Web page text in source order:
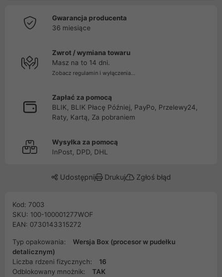
Gwarancja producenta
36 miesiące
Zwrot / wymiana towaru
Masz na to 14 dni.
Zobacz regulamin i wyłączenia...
Zapłać za pomocą
BLIK, BLIK Płacę Później, PayPo, Przelewy24,
Raty, Kartą, Za pobraniem
Wysyłka za pomocą
InPost, DPD, DHL
Udostępnij Drukuj Zgłoś błąd
Kod: 7003
SKU: 100-100001277WOF
EAN: 0730143315272
Typ opakowania:
Wersja Box (procesor w pudełku
detalicznym)
Liczba rdzeni fizycznych:
16
Odblokowany mnożnik:
TAK